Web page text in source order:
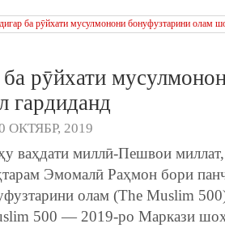
рӯйхати
гардиданд
ОКТЯБР, 2019
ваҳдати миллӣ-Пешвои
Эмомалӣ Раҳмон бори
олам (The Muslim
500 — 2019-ро Маркази